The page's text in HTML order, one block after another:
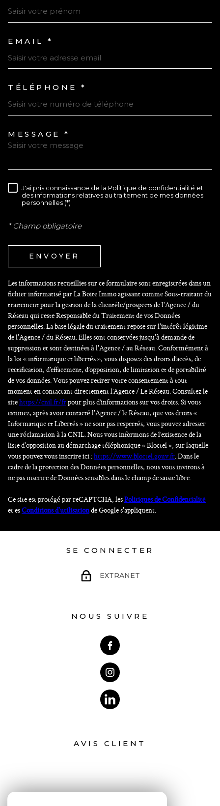
EMAIL *
TÉLÉPHONE *
MESSAGE *
RÈGLEMENTATION
J'ai pris connaissance de la Politique de confidentialité et
des informations relatives au traitement de mes données
personnelles (*)
* Champ obligatoire
ENVOYER
Les informations recueillies sur ce formulaire sont enregistrées dans un
fichier informatisé par La Boite Immo agissant comme Sous-traitant du
traitement pour la gestion de la clientèle/prospects de l'Agence / du
Réseau qui reste Responsable du Traitement de vos Données
personnelles. La base légale du traitement repose sur l'intérêt légitime
de l'Agence / du Réseau. Elles sont conservées jusqu'à demande de
suppression et sont destinées à l'Agence / au Réseau. Conformément à
la loi « informatique et libertés », vous disposez des droits d’accès, de
rectification, d’effacement, d’opposition, de limitation et de portabilité
de vos données. Vous pouvez retirer votre consentement à tout
moment en contactant directement l’Agence / Le Réseau. Consultez le
sitehttps://cnil.fr/frpour plus d’informations sur vos droits. Si vous
estimez, après avoir contacté l'Agence / le Réseau, que vos droits «
Informatique et Libertés » ne sont pas respectés, vous pouvez adresser
une réclamation à la CNIL. Nous vous informons de l’existence de la
liste d'opposition au démarchage téléphonique « Bloctel », sur laquelle
vous pouvez vous inscrire ici :https://www.bloctel.gouv.fr . Dans le
cadre de la protection des Données personnelles, nous vous invitons à
ne pas inscrire de Données sensibles dans le champ de saisie libre.
Ce site est protégé par reCAPTCHA, lesPolitiques de Confidentialité
et esConditions d'utilisationde Google s'appliquent.
SE CONNECTER
EXTRANET
NOUS SUIVRE
AVIS CLIENT